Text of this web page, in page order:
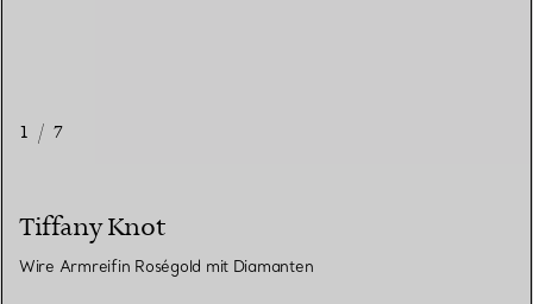
1 / 7
Tiffany Knot
Wire Armreifin Roségold mit Diamanten